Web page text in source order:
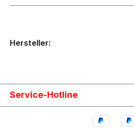
Hersteller:
Service-Hotline